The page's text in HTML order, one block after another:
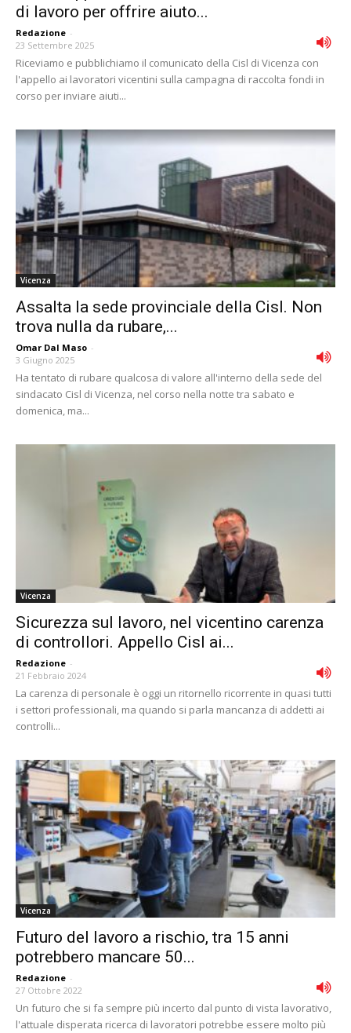
di lavoro per offrire aiuto...
Redazione -
23 Settembre 2025
Riceviamo e pubblichiamo il comunicato della Cisl di Vicenza con
l'appello ai lavoratori vicentini sulla campagna di raccolta fondi in
corso per inviare aiuti...
Vicenza
Assalta la sede provinciale della Cisl. Non
trova nulla da rubare,...
Omar Dal Maso -
3 Giugno 2025
Ha tentato di rubare qualcosa di valore all'interno della sede del
sindacato Cisl di Vicenza, nel corso nella notte tra sabato e
domenica, ma...
Vicenza
Sicurezza sul lavoro, nel vicentino carenza
di controllori. Appello Cisl ai...
Redazione -
21 Febbraio 2024
La carenza di personale è oggi un ritornello ricorrente in quasi tutti
i settori professionali, ma quando si parla mancanza di addetti ai
controlli...
Vicenza
Futuro del lavoro a rischio, tra 15 anni
potrebbero mancare 50...
Redazione -
27 Ottobre 2022
Un futuro che si fa sempre più incerto dal punto di vista lavorativo,
l'attuale disperata ricerca di lavoratori potrebbe essere molto più